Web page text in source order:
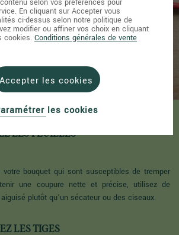
LES FEUILLES
bouquet qui sont susceptibles de tremper
une coupure nette et précise, utilisez de
plutôt qu’un sécateur ou des ciseaux.
LES TIGES
En cliquant sur Accepter vous
ci-dessus selon notre politique de
modifier ou affiner vos choix en cliquant
cookies. Conditions générales de vente
Accepter les cookies
les cookies